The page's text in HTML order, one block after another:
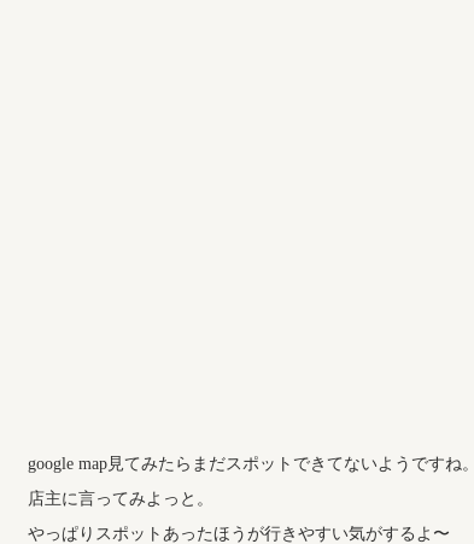
google map見てみたらまだスポットできてないようですね。
店主に言ってみよっと。
やっぱりスポットあったほうが行きやすい気がするよ〜